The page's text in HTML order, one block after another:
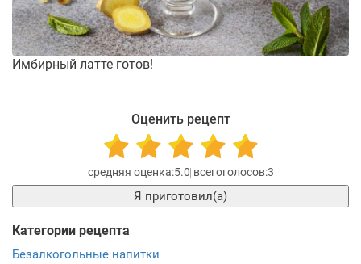
Имбирный латте готов!
Оценить рецепт
5.0 3
Я приготовил(а)
Категории рецепта
Безалкогольные напитки